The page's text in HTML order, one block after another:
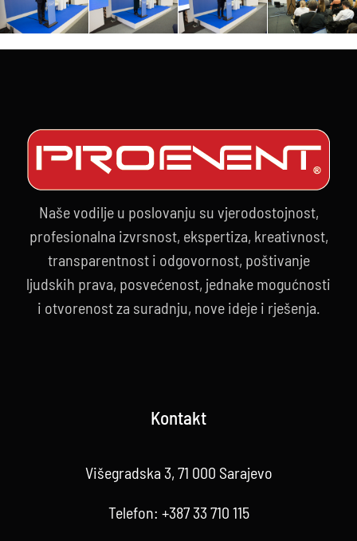
Naše vodilje u poslovanju su vjerodostojnost,
profesionalna izvrsnost, ekspertiza, kreativnost,
transparentnost i odgovornost, poštivanje
ljudskih prava, posvećenost, jednake mogućnosti
i otvorenost za suradnju, nove ideje i rješenja.
Kontakt
Višegradska 3, 71 000 Sarajevo
Telefon: +387 33 710 115